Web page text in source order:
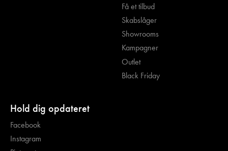
Få et tilbud
Skabslåger
Showrooms
Kampagner
Outlet
Black Friday
Hold dig opdateret
Facebook
Instagram